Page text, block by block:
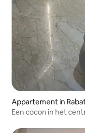
Appartement in
Een cocon in het